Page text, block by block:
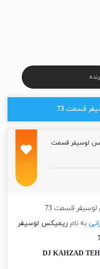
قسمت 73
لوسیفر قسمت
۱
قسمت 73
به نام ریمیکس لوسیفر
DJ KAHZAD